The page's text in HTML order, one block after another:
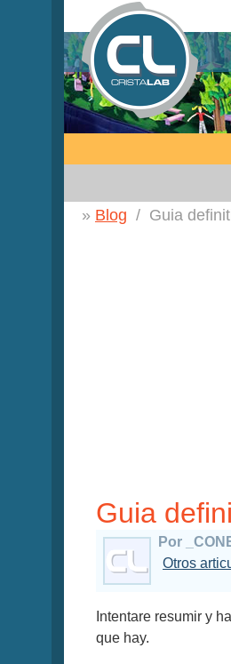
Blog Guia
Guia
Por
Otros
Intentare resumir y
que hay.